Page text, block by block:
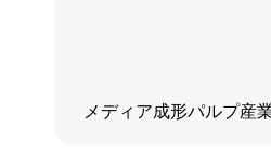
メディア成形パルプ産